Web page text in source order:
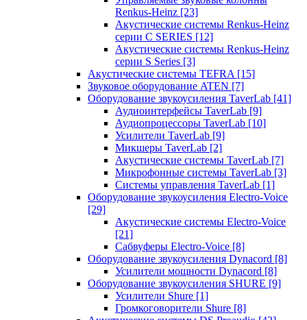
Renkus-Heinz [23]
Акустические системы Renkus-Heinz
серии C SERIES [12]
Акустические системы Renkus-Heinz
серии S Series [3]
Акустические системы TEFRA [15]
Звуковое оборудование ATEN [7]
Оборудование звукоусиления TaverLab [41]
Аудиоинтерфейсы TaverLab [9]
Аудиопроцессоры TaverLab [10]
Усилители TaverLab [9]
Микшеры TaverLab [2]
Акустические системы TaverLab [7]
Микрофонные системы TaverLab [3]
Системы управления TaverLab [1]
Оборудование звукоусиления Electro-Voice
[29]
Акустические системы Electro-Voice
[21]
Сабвуферы Electro-Voice [8]
Оборудование звукоусиления Dynacord [8]
Усилители мощности Dynacord [8]
Оборудование звукоусиления SHURE [9]
Усилители Shure [1]
Громкоговорители Shure [8]